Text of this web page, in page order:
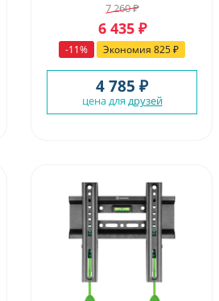
7 260₽
6 435₽
-11% Экономия 825₽
4 785 ₽
цена для друзей